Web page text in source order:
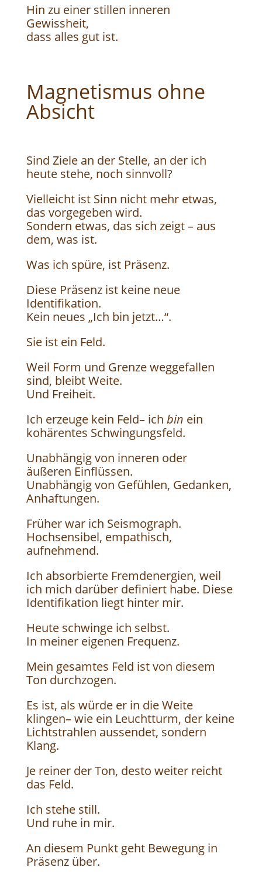
Hin zu einer stillen inneren
Gewissheit,
dass alles gut ist.
Magnetismus ohne
Absicht
Sind Ziele an der Stelle, an der ich
heute stehe, noch sinnvoll?
Vielleicht ist Sinn nicht mehr etwas,
das vorgegeben wird.
Sondern etwas, das sich zeigt – aus
dem, was ist.
Was ich spüre, ist Präsenz.
Diese Präsenz ist keine neue
Identifikation.
Kein neues „Ich bin jetzt…“.
Sie ist ein Feld.
Weil Form und Grenze weggefallen
sind, bleibt Weite.
Und Freiheit.
Ich erzeuge kein Feld– ich bin ein
kohärentes Schwingungsfeld.
Unabhängig von inneren oder
äußeren Einflüssen.
Unabhängig von Gefühlen, Gedanken,
Anhaftungen.
Früher war ich Seismograph.
Hochsensibel, empathisch,
aufnehmend.
Ich absorbierte Fremdenergien, weil
ich mich darüber definiert habe. Diese
Identifikation liegt hinter mir.
Heute schwinge ich selbst.
In meiner eigenen Frequenz.
Mein gesamtes Feld ist von diesem
Ton durchzogen.
Es ist, als würde er in die Weite
klingen– wie ein Leuchtturm, der keine
Lichtstrahlen aussendet, sondern
Klang.
Je reiner der Ton, desto weiter reicht
das Feld.
Ich stehe still.
Und ruhe in mir.
An diesem Punkt geht Bewegung in
Präsenz über.